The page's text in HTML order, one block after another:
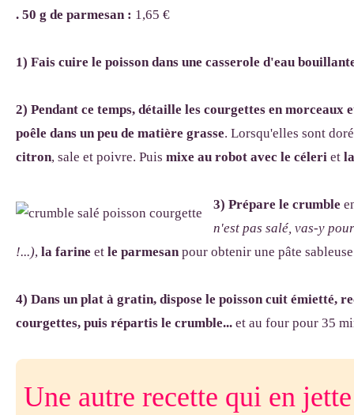
. 50 g de parmesan : 1,65 €
1) Fais cuire le poisson dans une casserole d'eau
2) Pendant ce temps, détaille les courgettes en morceaux
poêle dans un peu de matière grasse. Lorsqu'elles sont
citron, sale et poivre. Puis mixe au robot avec le céleri et
3) Prépare le crumble
n'est pas salé, vas-y
!...), la farine et le parmesanpour obtenir une pâte
4) Dans un plat à gratin, dispose le poisson cuit émietté,
courgettes, puis répartis le crumble... et au four pour 35
Une autre recette qui en